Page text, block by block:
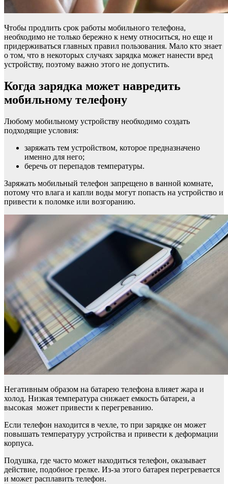
Чтобы продлить срок работы мобильного телефона,
необходимо не только бережно к нему относиться, но еще и
придерживаться главных правил пользования. Мало кто знает
о том, что в некоторых случаях зарядка может нанести вред
устройству, поэтому важно этого не допустить.
Когда зарядка может навредить
мобильному телефону
Любому мобильному устройству необходимо создать
подходящие условия:
заряжать тем устройством, которое предназначено
именно для него;
беречь от перепадов температуры.
Заряжать мобильный телефон запрещено в ванной комнате,
потому что влага и капли воды могут попасть на устройство и
привести к поломке или возгоранию.
Негативным образом на батарею телефона влияет жара и
холод. Низкая температура снижает емкость батареи, а
высокая может привести к перегреванию.
Если телефон находится в чехле, то при зарядке он может
повышать температуру устройства и привести к деформации
корпуса.
Подушка, где часто может находиться телефон, оказывает
действие, подобное грелке. Из-за этого батарея перегревается
и может расплавить телефон.